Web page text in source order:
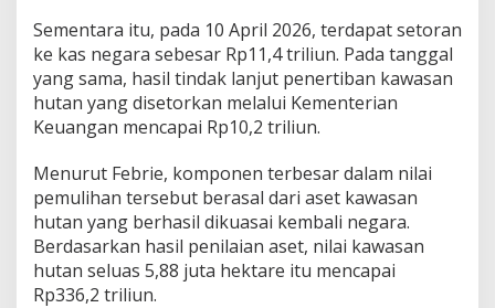
Sementara itu, pada 10 April 2026, terdapat setoran
ke kas negara sebesar Rp11,4 triliun. Pada tanggal
yang sama, hasil tindak lanjut penertiban kawasan
hutan yang disetorkan melalui Kementerian
Keuangan mencapai Rp10,2 triliun.
Menurut Febrie, komponen terbesar dalam nilai
pemulihan tersebut berasal dari aset kawasan
hutan yang berhasil dikuasai kembali negara.
Berdasarkan hasil penilaian aset, nilai kawasan
hutan seluas 5,88 juta hektare itu mencapai
Rp336,2 triliun.